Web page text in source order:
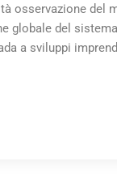
osservazione
globale del
a sviluppi